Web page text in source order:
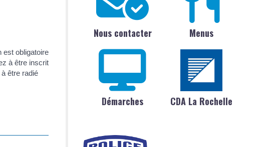
est obligatoire
à être inscrit
être radié
Nous contacter Menus
Démarches CDA La Rochelle